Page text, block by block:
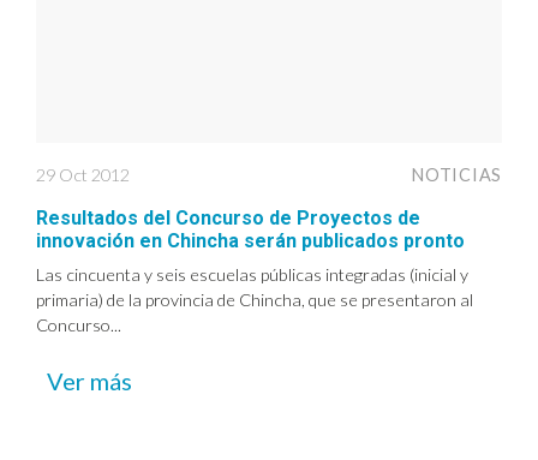
29 Oct 2012 NOTICIAS
Resultados del Concurso de Proyectos de
innovación en Chincha serán publicados pronto
Las cincuenta y seis escuelas públicas integradas (inicial y
primaria) de la provincia de Chincha, que se presentaron al
Concurso...
Ver más